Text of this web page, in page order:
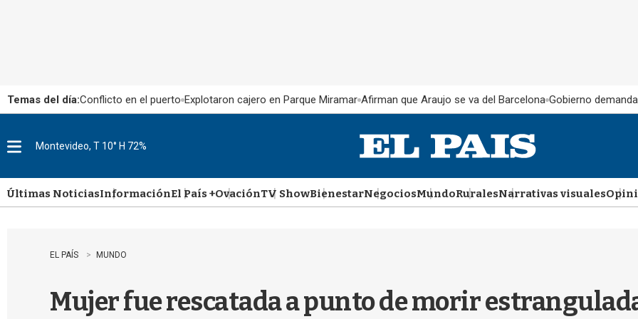
Temas del día:Conflicto en el puerto Explotaron cajero en Parque Miramar Afirman que Araujo se va del Barcelona Gobierno
u
Montevideo, T 10° H 72%
Últimas NoticiasInformaciónEl País +OvaciónTV ShowBienestarNegociosMundoRuralesNarrativas visuales
EL PAÍS MUNDO
Mujer fue rescatada a punto de morir